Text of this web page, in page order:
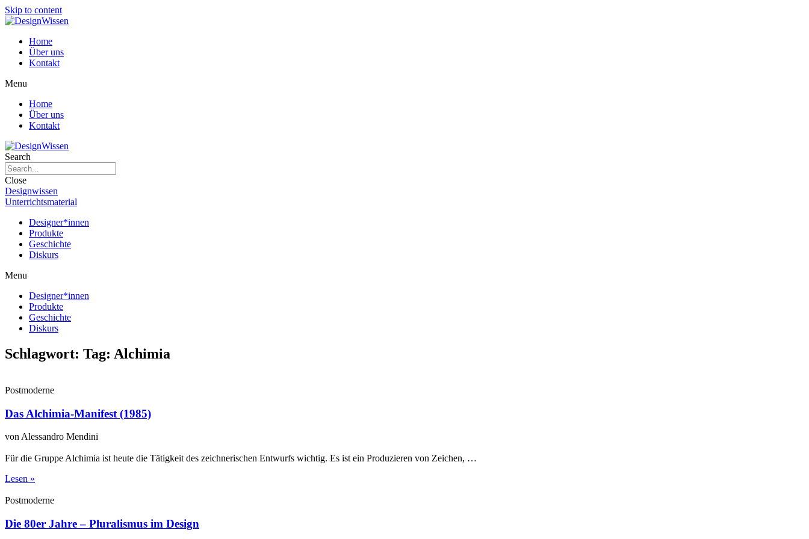
Skip to content
Home
Über uns
Kontakt
Menu
Home
Über uns
Kontakt
Search
Close
Designwissen
Unterrichtsmaterial
Designer*innen
Produkte
Geschichte
Diskurs
Menu
Designer*innen
Produkte
Geschichte
Diskurs
Schlagwort: Tag: Alchimia
Postmoderne
Das Alchimia-Manifest (1985)
von Alessandro Mendini
Für die Gruppe Alchimia ist heute die Tätigkeit des zeichnerischen Entwurfs wichtig. Es ist ein Produzieren von Zeichen, …
Lesen »
Postmoderne
Die 80er Jahre – Pluralismus im Design